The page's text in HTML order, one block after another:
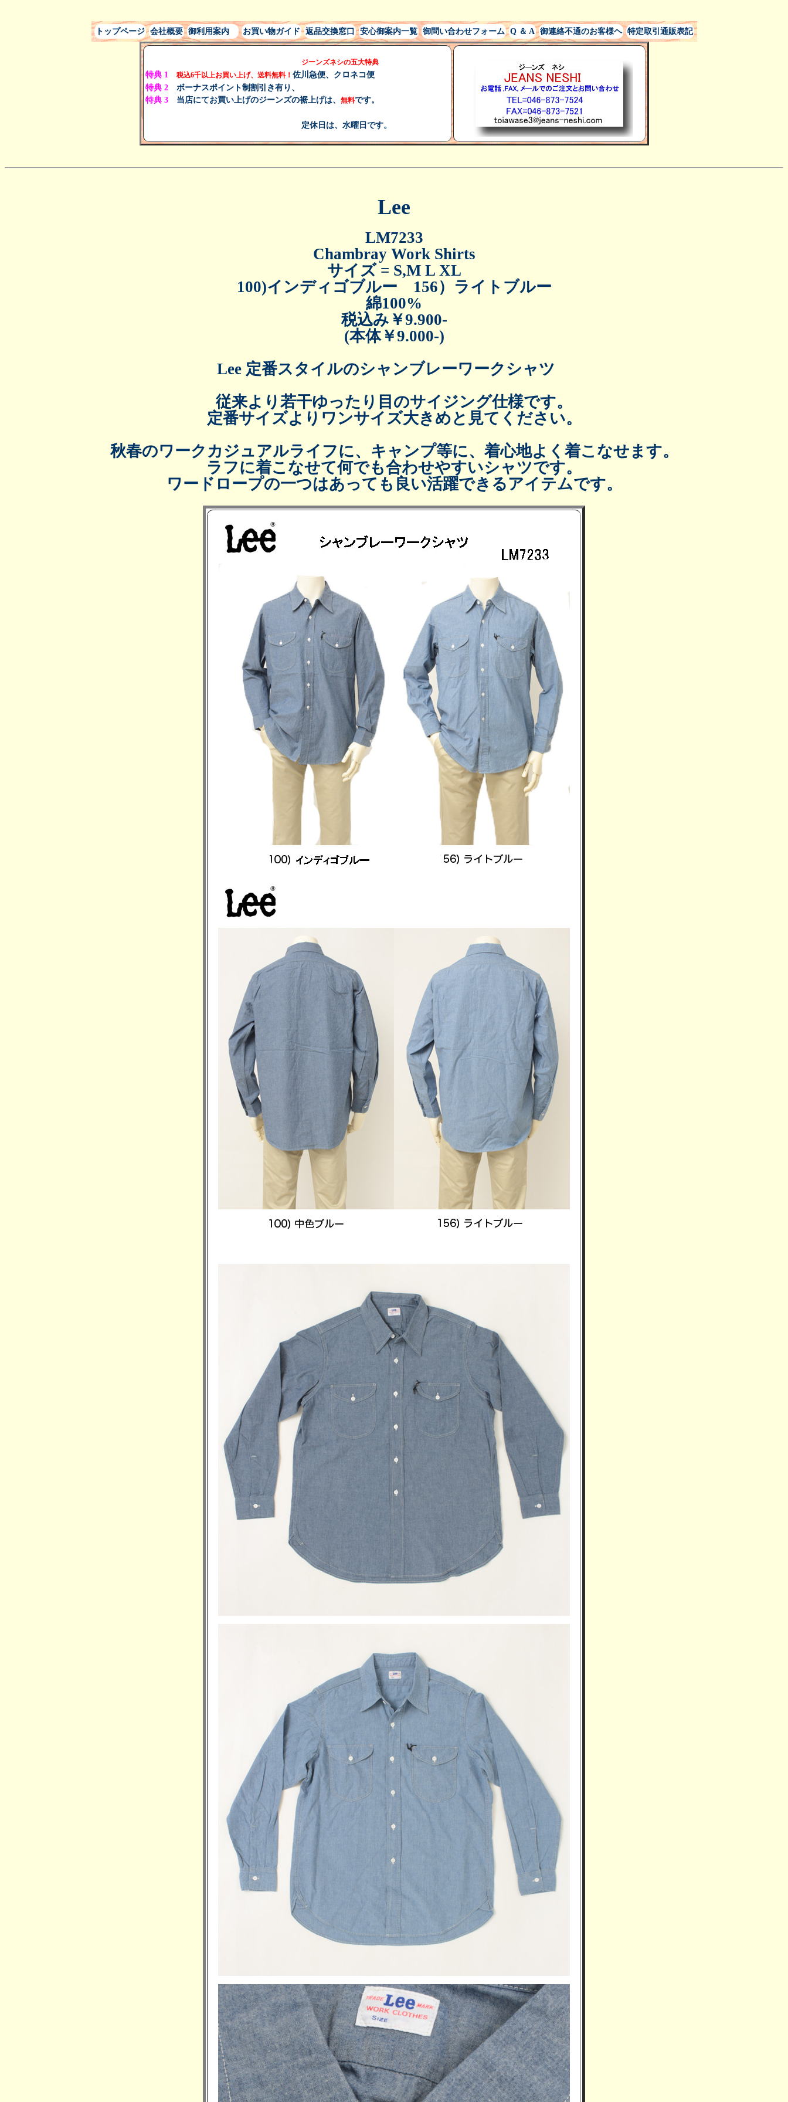
トップページ 会社概要 御利用案内 お買い物ガイド 返品交換窓口 安心御案内一覧 御問い合わせフォーム Q ＆ A 御連絡不通のお客様ヘ 特定取引通販表記
ジーンズネシの五大特典
特典 1 税込6千以上お買い上げ、 送料無料！ 佐川急便、クロネコ便
特典 2ボーナスポイント制割引き有り、
特典 3当店にてお買い上げのジーンズの裾上げは、 無料です。
定休日は、水曜日です。
Lee
LM7233
Chambray Work Shirts
サイズ = S,M L XL
100)インディゴブルー 156）ライトブルー
綿100%
税込み￥9.900-
(本体￥9.000-)
Lee 定番スタイルのシャンブレーワークシャツ
従来より若干ゆったり目のサイジング仕様です。
定番サイズよりワンサイズ大きめと見てください。
秋春のワークカジュアルライフに、キャンプ等に、着心地よく着こなせます。
ラフに着こなせて何でも合わせやすいシャツです。
ワードロープの一つはあっても良い活躍できるアイテムです。